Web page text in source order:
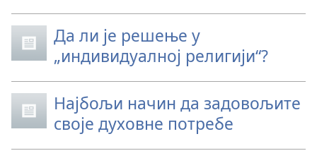
Да ли је решење у
„индивидуалној религији“?
Најбољи начин да задовољите
своје духовне потребе